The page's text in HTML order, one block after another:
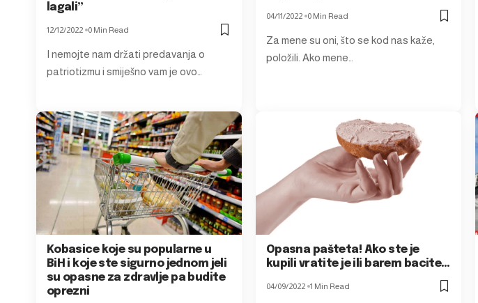
lagali”
12/12/2022 0 Min Read
I nemojte nam držati predavanja o
patriotizmu i smiješno vam je ovo…
04/11/2022 0 Min Read
Za mene su oni, što se kod nas kaže,
položili. Ako mene…
Kobasice koje su popularne u
BiH i koje ste sigurno jednom jeli
su opasne za zdravlje pa budite
oprezni
Opasna pašteta! Ako ste je
kupili vratite je ili barem bacite…
04/09/2022 1 Min Read